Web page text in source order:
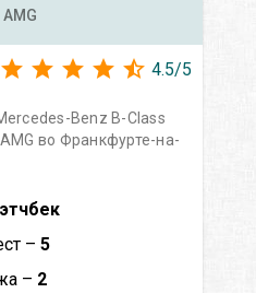
4.5/5
Benz B-Class
во Франкфурте-на-
– 5
– 2